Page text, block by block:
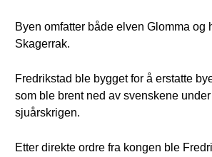
Byen omfatter både elven Glomma og
Skagerrak.
Fredrikstad ble bygget for å erstatte
som ble brent ned av svenskene
sjuårskrigen.
Etter direkte ordre fra kongen ble